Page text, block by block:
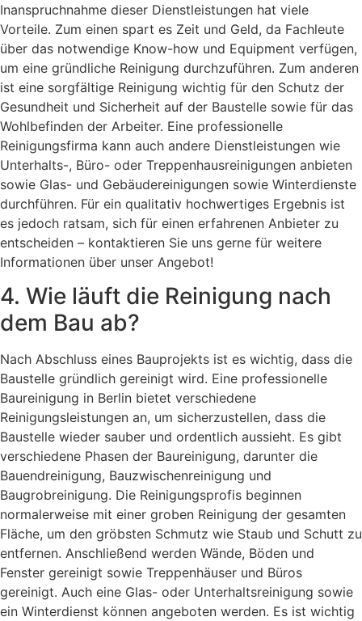
Inanspruchnahme dieser Dienstleistungen hat viele
Vorteile. Zum einen spart es Zeit und Geld, da Fachleute
über das notwendige Know-how und Equipment verfügen,
um eine gründliche Reinigung durchzuführen. Zum anderen
ist eine sorgfältige Reinigung wichtig für den Schutz der
Gesundheit und Sicherheit auf der Baustelle sowie für das
Wohlbefinden der Arbeiter. Eine professionelle
Reinigungsfirma kann auch andere Dienstleistungen wie
Unterhalts-, Büro- oder Treppenhausreinigungen anbieten
sowie Glas- und Gebäudereinigungen sowie Winterdienste
durchführen. Für ein qualitativ hochwertiges Ergebnis ist
es jedoch ratsam, sich für einen erfahrenen Anbieter zu
entscheiden – kontaktieren Sie uns gerne für weitere
Informationen über unser Angebot!
4. Wie läuft die Reinigung nach
dem Bau ab?
Nach Abschluss eines Bauprojekts ist es wichtig, dass die
Baustelle gründlich gereinigt wird. Eine professionelle
Baureinigung in Berlin bietet verschiedene
Reinigungsleistungen an, um sicherzustellen, dass die
Baustelle wieder sauber und ordentlich aussieht. Es gibt
verschiedene Phasen der Baureinigung, darunter die
Bauendreinigung, Bauzwischenreinigung und
Baugrobreinigung. Die Reinigungsprofis beginnen
normalerweise mit einer groben Reinigung der gesamten
Fläche, um den gröbsten Schmutz wie Staub und Schutt zu
entfernen. Anschließend werden Wände, Böden und
Fenster gereinigt sowie Treppenhäuser und Büros
gereinigt. Auch eine Glas- oder Unterhaltsreinigung sowie
ein Winterdienst können angeboten werden. Es ist wichtig